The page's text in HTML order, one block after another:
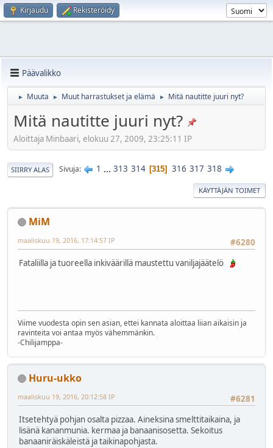
Kirjaudu Rekisteröidy
Päävalikko
► Muuta ► Muut harrastukset ja elämä ► Mitä nautitte juuri nyt?
Mitä nautitte juuri nyt?
Aloittaja Minbaari, elokuu 27, 2009, 23:25:11 IP
SIIRRY ALAS Sivuja 1 ... 313 314 315 316 317 318
KÄYTTÄJÄN TOIMET
MiM
#6280
maaliskuu 19, 2016, 17:14:57 IP
Fataliilla ja tuoreella inkiväärillä maustettu vaniljajäätelö
Viime vuodesta opin sen asian, ettei kannata aloittaa liian aikaisin ja
ravinteita voi antaa myös vähemmänkin.
-Chilijamppa-
Huru-ukko
#6281
maaliskuu 19, 2016, 20:12:58 IP
Itsetehtyä pohjan osalta pizzaa. Aineksina smelttitaikaina, ja
lisänä kananmunia. kermaa ja banaanisosetta. Sekoitus
banaaniräiskäleistä ja taikinapohjasta.